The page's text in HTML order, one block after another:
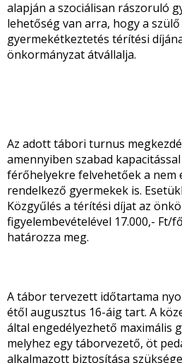
alapján a szociálisan rászoruló
lehetőség van arra, hogy a
gyermekétkeztetés térítési
önkormányzat átvállalja.
Az adott tábori turnus
amennyiben szabad
férőhelyekre felvehetőek a nem
rendelkező gyermekek is.
Közgyűlés a térítési díjat az
figyelembevételével 17.000,- Ft/
határozza meg.
A tábor tervezett időtartama
étől augusztus 16-áig tart. A
által engedélyezhető maximális
melyhez egy táborvezető, öt
alkalmazott biztosítása